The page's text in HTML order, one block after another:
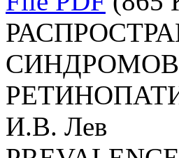
И.В. Лев